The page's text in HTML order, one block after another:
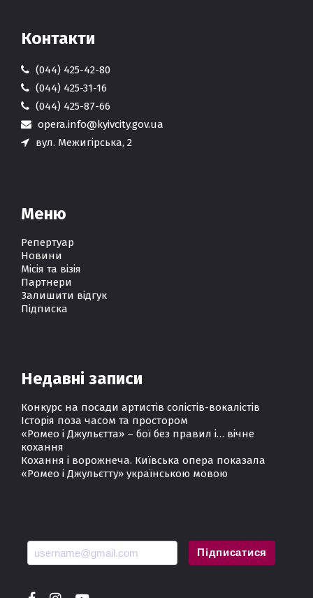
Контакти
(044) 425-42-80
(044) 425-31-16
(044) 425-87-66
opera.info@kyivcity.gov.ua
вул. Межигірська, 2
Меню
Репертуар
Новини
Місія та візія
Партнери
Залишити відгук
Підписка
Недавні записи
Конкурс на посади артистів солістів-вокалістів
Історія поза часом та простором
«Ромео і Джульєтта» – бої без правил і… вічне
кохання
Кохання і ворожнеча. Київська опера показала
«Ромео і Джульєтту» українською мовою
Підписатися